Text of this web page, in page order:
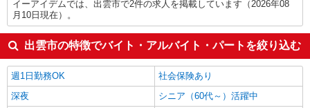
イーアイデムでは、出雲市で2件の求人を掲載しています（2026年08
月10日現在）。
出雲市の特徴でバイト・アルバイト・パートを絞り込む
週1日勤務OK
社会保険あり
深夜
シニア（60代～）活躍中